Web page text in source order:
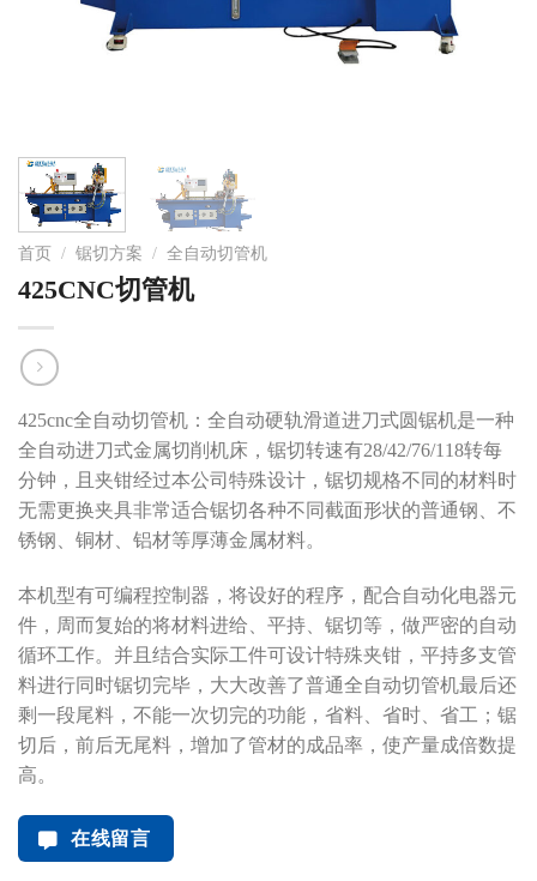
首页 / 锯切方案 / 全自动切管机
425CNC切管机
425cnc全自动切管机 ：全自动硬轨滑道进刀式圆锯机是一种
全自动进刀式金属切削机床，锯切转速有28/42/76/118转每
分钟，且夹钳经过本公司特殊设计，锯切规格不同的材料时
无需更换夹具非常适合锯切各种不同截面形状的普通钢、不
锈钢、铜材、铝材等厚薄金属材料。
本机型有可编程控制器，将设好的程序，配合自动化电器元
件，周而复始的将材料进给、平持、锯切等，做严密的自动
循环工作。并且结合实际工件可设计特殊夹钳，平持多支管
料进行同时锯切完毕，大大改善了普通全自动切管机最后还
剩一段尾料，不能一次切完的功能，省料、省时、省工；锯
切后，前后无尾料，增加了管材的成品率，使产量成倍数提
高。
在线留言